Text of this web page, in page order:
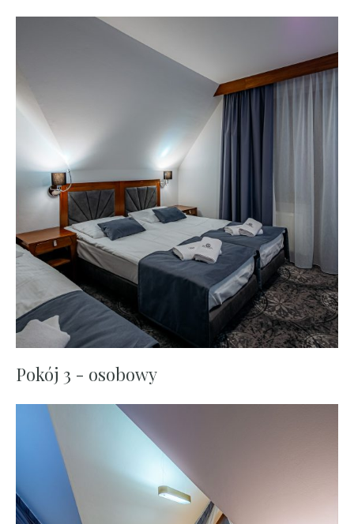
Pokój 3 - osobowy